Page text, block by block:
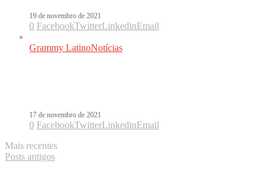
19 de novembro de 2021
0 FacebookTwitterLinkedinEmail
Grammy LatinoNotícias
17 de novembro de 2021
0 FacebookTwitterLinkedinEmail
Mais recentes
Posts antigos